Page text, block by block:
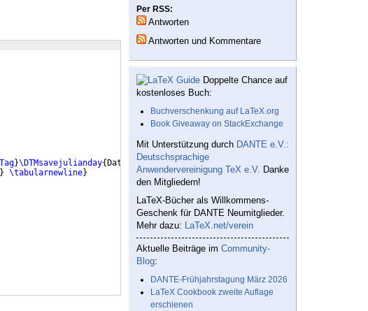
}\DTMsavejulianday{ Datum { \number\Tag }\DTMmakeglobal
} \tabularnewline}
Per RSS:
Antworten
Antworten und Kommentare
Doppelte Chance auf
kostenloses Buch:
Buchverschenkung auf LaTeX.org
Book Giveaway on StackExchange
Mit Unterstützung durch DANTE e.V.:
Deutschsprachige
Anwendervereinigung TeX e.V. Danke
den Mitgliedern!
LaTeX-Bücher als Willkommens-
Geschenk für DANTE Neumitglieder.
Mehr dazu: LaTeX.net/verein
Aktuelle Beiträge im Community-
Blog:
DANTE-Frühjahrstagung März 2026
LaTeX Cookbook zweite Auflage
erschienen